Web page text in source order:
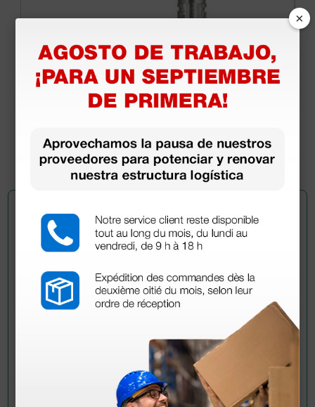
Cabezal para bombilla de hendidura Heine HSL
150® 2,5 v
(Precio sin IVA)
Pregúntale a un colega
¿Todavía tienes alguna duda? ¿Necesitas más
Envía ahora mismo tu pregunta a los colegas que ya
han adquirido este producto.
×